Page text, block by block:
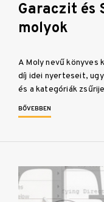
Garaczit és
molyok
A Moly nevű könyves
díj idei nyerteseit,
és a kategóriák
BŐVEBBEN